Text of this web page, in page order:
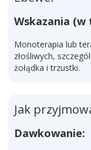
Wskazania (w
Monoterapia lub
złośliwych,
żołądka i trzustki.
Jak
Dawkowanie: